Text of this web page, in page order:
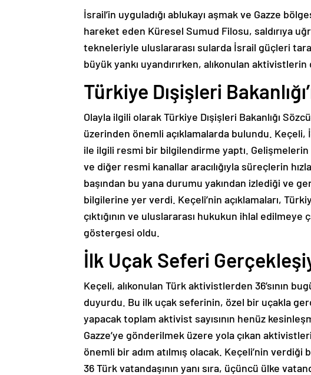
İsrail’in uyguladığı ablukayı aşmak ve Gazze
hareket eden Küresel Sumud Filosu, saldırıya
tekneleriyle uluslararası sularda İsrail güçleri
büyük yankı uyandırırken, alıkonulan
Türkiye Dışişleri
Olayla ilgili olarak Türkiye Dışişleri Bakanlığı
üzerinden önemli açıklamalarda bulundu. Keçeli,
ile ilgili resmi bir bilgilendirme yaptı.
ve diğer resmi kanallar aracılığıyla süreçlerin
başından bu yana durumu yakından izlediği ve
bilgilerine yer verdi. Keçeli’nin açıklamaları,
çıktığının ve uluslararası hukukun ihlal edilmeye
göstergesi oldu.
İlk Uçak Seferi
Keçeli, alıkonulan Türk aktivistlerden 36’sının
duyurdu. Bu ilk uçak seferinin, özel bir uçakla
yapacak toplam aktivist sayısının henüz
Gazze’ye gönderilmek üzere yola çıkan
önemli bir adım atılmış olacak. Keçeli’nin
36 Türk vatandaşının yanı sıra, üçüncü ülke